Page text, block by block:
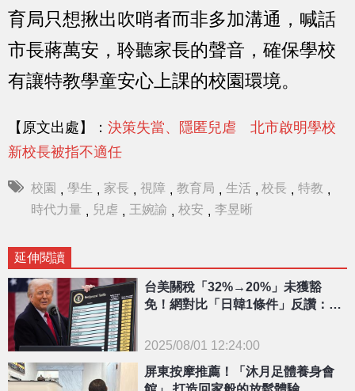
育局只想揪出吹哨者而非多加溝通，喊話
市長蔣萬安，聆聽家長的聲音，確保學校
有讓特教學童安心上課的校園環境。
【原文出處】： 決策失當、隱匿兒虐 北市啟明學校
新校長被指不適任
校園 , 學生 , 家長 , 視障 , 教育局 , 生活 , 校長 , 特教 ,
時代力量 , 兒虐 , 王婉諭 , 校安 , 李昱晰
延伸閱讀
{PLAYICON}
台美關稅「32%→20%」未獲豁
免！網對比「日韓1條件」反讚：一
2025/08/01 12:24:00
屏東按摩推薦！「沐月足體養身會